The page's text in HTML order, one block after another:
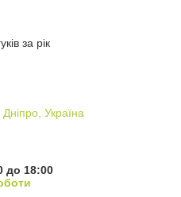
за рік
Україна
до 18:00